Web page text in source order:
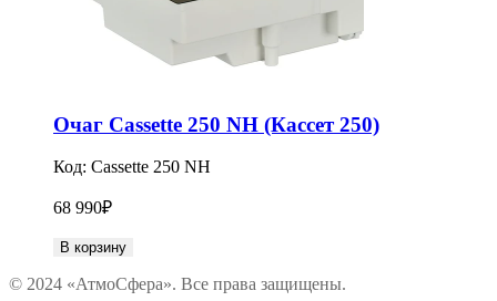
Очаг Cassette 250 NH (Кассет 250)
Код: Cassette 250 NH
68 990₽
В корзину
© 2024 «АтмоСфера». Все права защищены.